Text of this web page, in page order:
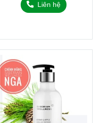
Liên hệ